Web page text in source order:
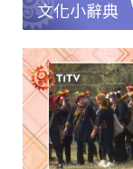
文化小辭典